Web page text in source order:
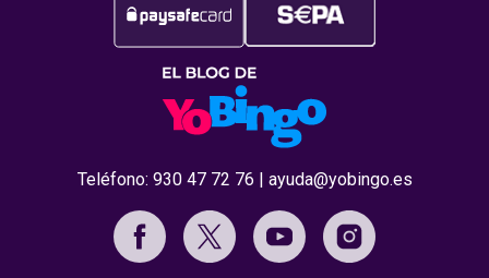
Teléfono: 930 47 72 76 | ayuda@yobingo.es